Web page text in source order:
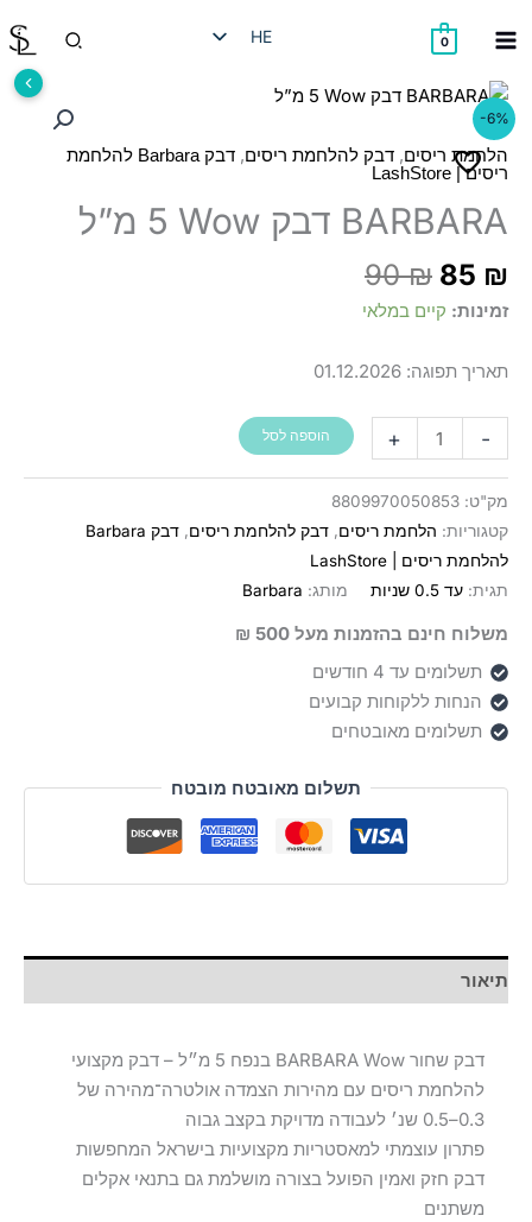
לתוכן
0
HE
AR
חיפוש
-6%
הלחמת ריסים, דבק להלחמת ריסים,
דבק Barbara להלחמת
ריסים | LashStore
BARBARA דבק Wow ‏5 מ”ל
90₪ המחיר
המקורי
90 ₪.
85 ₪
זמינות: קיים במלאי
תאריך תפוגה: 01.12.2026
-
של
BARBARA
Wow
+ הוספה לסל
מק"ט: 8809970050853
קטגוריות: הלחמת ריסים, דבק להלחמת ריסים,
דבק Barbara
להלחמת ריסים | LashStore
תגית: עד 0.5 שניות מותג: Barbara
משלוח חינם בהזמנות מעל 500 ₪
תשלומים עד 4 חודשים
הנחות ללקוחות קבועים
תשלומים מאובטחים
תשלום מאובטח מובטח
תיאור
דבק שחור BARBARA Wow בנפח 5 מ״ל – דבק מקצועי
להלחמת ריסים עם מהירות הצמדה אולטרה־מהירה של
0.3–0.5 שנ׳ לעבודה מדויקת בקצב גבוה
פתרון עוצמתי למאסטריות מקצועיות בישראל המחפשות
דבק חזק ואמין הפועל בצורה מושלמת גם בתנאי אקלים
משתנים